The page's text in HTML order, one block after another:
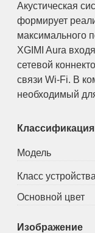
Акустическая
формирует
максимального
XGIMI Aura
сетевой
связи Wi-Fi. В
необходимый
Классификация
Модель
Класс устройства
Основной цвет
Изображение